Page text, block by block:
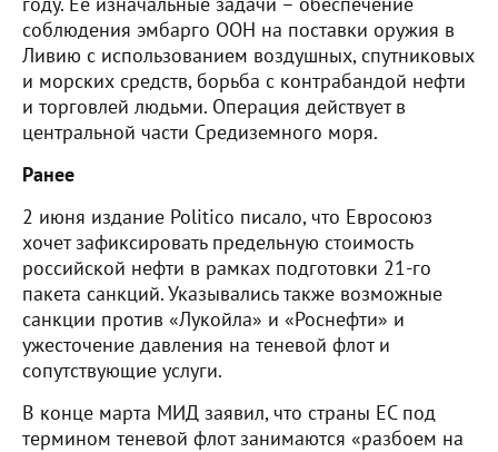
году. Ее изначальные задачи – обеспечение
соблюдения эмбарго ООН на поставки оружия в
Ливию с использованием воздушных, спутниковых
и морских средств, борьба с контрабандой нефти
и торговлей людьми. Операция действует в
центральной части Средиземного моря.
Ранее
2 июня издание Politico писало, что Евросоюз
хочет зафиксировать предельную стоимость
российской нефти в рамках подготовки 21-го
пакета санкций. Указывались также возможные
санкции против «Лукойла» и «Роснефти» и
ужесточение давления на теневой флот и
сопутствующие услуги.
В конце марта МИД заявил, что страны ЕС под
термином теневой флот занимаются «разбоем на